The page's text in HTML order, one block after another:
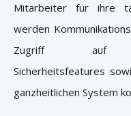
Mitarbeiter für ihre
werden
Zugriff auf
Sicherheitsfeatures
ganzheitlichen System